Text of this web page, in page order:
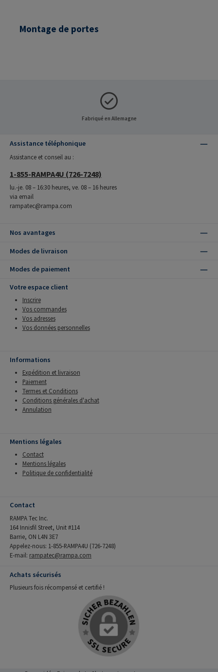
Montage de portes
Fabriqué en Allemagne
Assistance téléphonique
Assistance et conseil au :
1-855-RAMPA4U (726-7248)
lu.-je. 08 – 16:30 heures, ve. 08 – 16 heures
via email
rampatec@rampa.com
Nos avantages
Modes de livraison
Modes de paiement
Votre espace client
Inscrire
Vos commandes
Vos adresses
Vos données personnelles
Informations
Expédition et livraison
Paiement
Termes et Conditions
Conditions générales d'achat
Annulation
Mentions légales
Contact
Mentions légales
Politique de confidentialité
Contact
RAMPA Tec Inc.
164 Innisfil Street, Unit #114
Barrie, ON L4N 3E7
Appelez-nous: 1-855-RAMPA4U (726-7248)
E-mail: rampatec@rampa.com
Achats sécurisés
Plusieurs fois récompensé et certifié !